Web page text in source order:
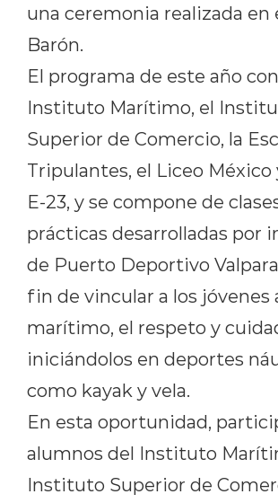
una ceremonia realizada en
Barón.
El programa de este año
Instituto Marítimo, el
Superior de Comercio, la
Tripulantes, el Liceo México
E-23, y se compone de
prácticas desarrolladas por
de Puerto Deportivo
fin de vincular a los jóvenes
marítimo, el respeto y
iniciándolos en deportes
como kayak y vela.
En esta oportunidad,
alumnos del Instituto
Instituto Superior de